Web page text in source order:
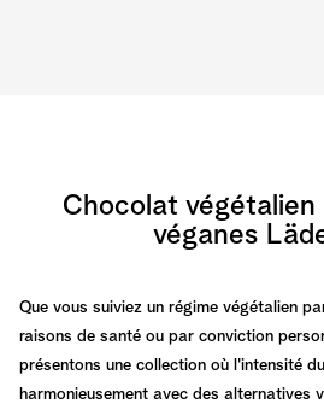
Chocolat
véganes
Que vous suiviez un régime végétalien
raisons de santé ou par conviction
présentons une collection où l'intensité
harmonieusement avec des alternatives